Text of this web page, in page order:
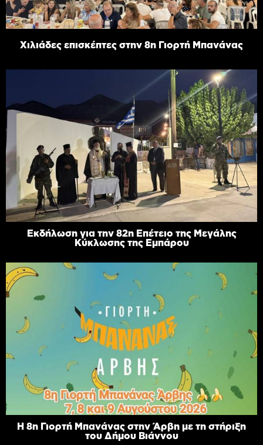
Χιλιάδες επισκέπτες στην 8η Γιορτή Μπανάνας
Εκδήλωση για την 82η Επέτειο της Μεγάλης
Κύκλωσης της Εμπάρου
Η 8η Γιορτή Μπανάνας στην Άρβη με τη στήριξη
του Δήμου Βιάννου